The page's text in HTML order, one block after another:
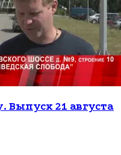
21 августа